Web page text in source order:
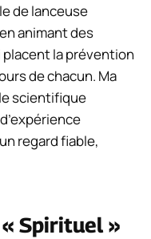
de lanceuse
animant des
la prévention
de chacun. Ma
scientifique
regard fiable,
Spirituel »